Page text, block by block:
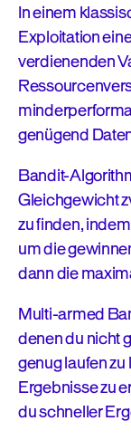
In einem
Exploitation
verdienenden
genügend
Bandit-
Gleichgewicht
zu finden,
um die
dann die
Multi-armed
denen du nicht
genug laufen
Ergebnisse zu
du schneller